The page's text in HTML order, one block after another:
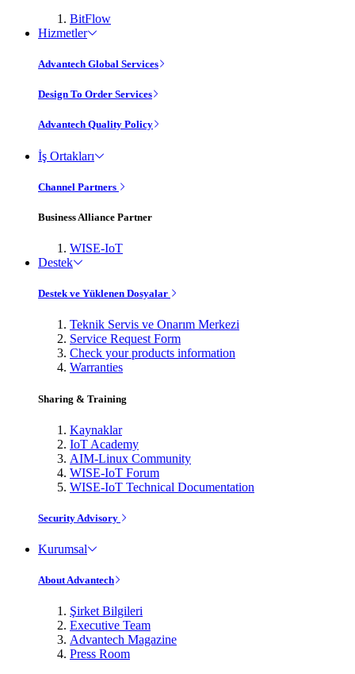
BitFlow
Hizmetler
Advantech Global Services
Design To Order Services
Advantech Quality Policy
İş Ortakları
Channel Partners
Business Alliance Partner
WISE-IoT
Destek
Destek ve Yüklenen Dosyalar
Teknik Servis ve Onarım Merkezi
Service Request Form
Check your products information
Warranties
Sharing & Training
Kaynaklar
IoT Academy
AIM-Linux Community
WISE-IoT Forum
WISE-IoT Technical Documentation
Security Advisory
Kurumsal
About Advantech
Şirket Bilgileri
Executive Team
Advantech Magazine
Press Room